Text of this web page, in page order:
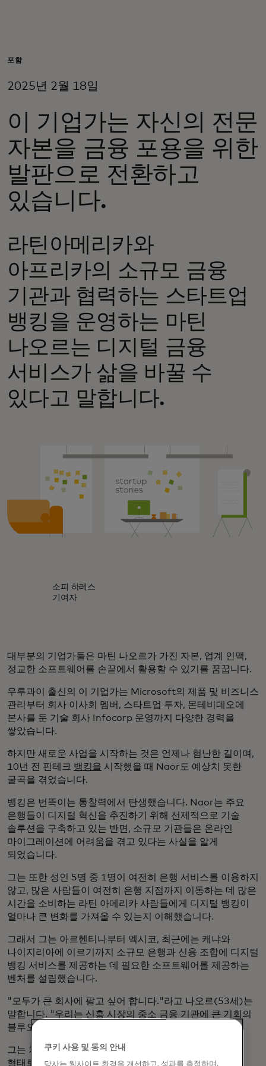
이노베이터
뉴스 & 인사이트
포함
2025년 2월 18일
이 기업가는 자신의 전문
자본을 금융 포용을 위한
발판으로 전환하고
있습니다.
라틴아메리카와
아프리카의 소규모 금융
기관과 협력하는 스타트업
뱅킹을 운영하는 마틴
나오르는 디지털 금융
서비스가 삶을 바꿀 수
있다고 말합니다.
소피 하레스
기여자
대부분의 기업가들은 마틴 나오르가 가진 자본, 업계 인맥,
정교한 소프트웨어를 손끝에서 활용할 수 있기를 꿈꿉니다.
우루과이 출신의 이 기업가는 Microsoft의 제품 및 비즈니스
관리부터 회사 이사회 멤버, 스타트업 투자, 몬테비데오에
본사를 둔 기술 회사 Infocorp 운영까지 다양한 경력을
쌓았습니다.
하지만 새로운 사업을 시작하는 것은 언제나 험난한 길이며,
10년 전 핀테크 뱅킹을 시작했을 때 Naor도 예상치 못한
굴곡을 겪었습니다.
뱅킹은 번뜩이는 통찰력에서 탄생했습니다. Naor는 주요
은행들이 디지털 혁신을 추진하기 위해 선제적으로 기술
솔루션을 구축하고 있는 반면, 소규모 기관들은 온라인
마이그레이션에 어려움을 겪고 있다는 사실을 알게
되었습니다.
그는 또한 성인 5명 중 1명이 여전히 은행 서비스를 이용하지
않고, 많은 사람들이 여전히 은행 지점까지 이동하는 데 많은
시간을 소비하는 라틴 아메리카 사람들에게 디지털 뱅킹이
얼마나 큰 변화를 가져올 수 있는지 이해했습니다.
그래서 그는 아르헨티나부터 멕시코, 최근에는 케냐와
나이지리아에 이르기까지 소규모 은행과 신용 조합에 디지털
뱅킹 서비스를 제공하는 데 필요한 소프트웨어를 제공하는
벤처를 설립했습니다.
"모두가 큰 회사에 팔고 싶어 합니다."라고 나오르(53세)는
말합니다. "우리는 신흥 시장의 중소 금융 기관에 큰 기회의
블루오션이 있다고 판단했습니다."
그는 처음부터 다시 시작하는 대신 Infocorp의 스핀오프
형태로 뱅킹리치를 출범시켜 회사의 제품과 경험을
쿠키 사용 및 동의 안내
당사는 웹사이트 환경을 개선하고, 성과를 측정하며,